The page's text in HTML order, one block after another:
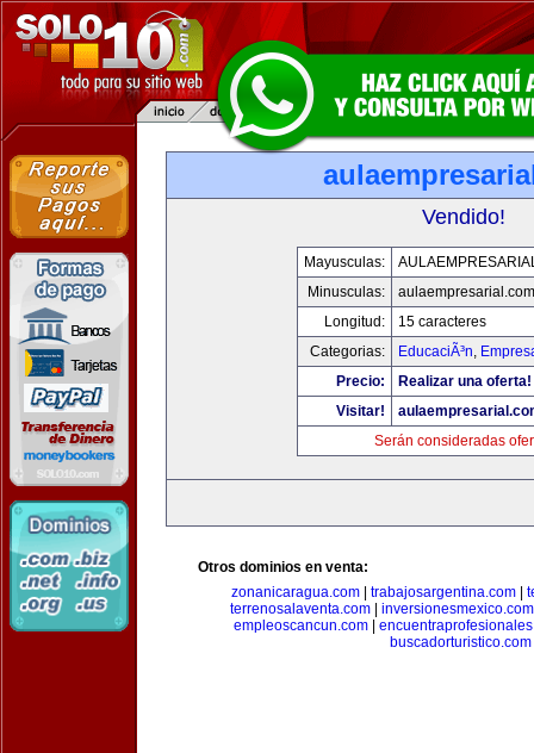
Vendido!
Mayusculas:
Minusculas:
aulaempresarial.com
Longitud:
15 caracteres
Categorias:
EducaciÃ³n,
Precio:
Realizar una oferta!
Visitar!
Serán consideradas
Otros dominios en venta:
zonanicaragua.com
trabajosargentina.com
terrenosalaventa.com| inversionesmexico.com
empleoscancun.com
buscadorturistico.com